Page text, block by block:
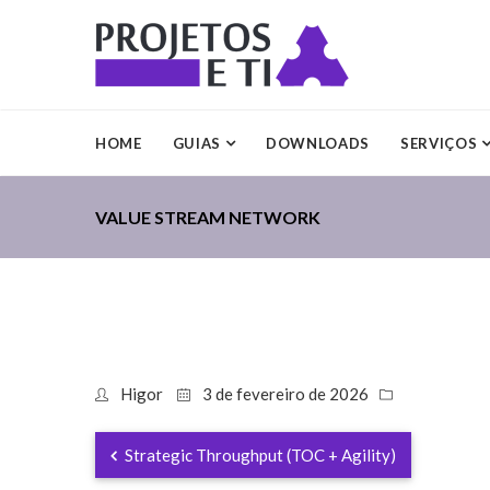
HOME GUIAS DOWNLOADS SERVIÇOS
VALUE STREAM NETWORK
Higor 3 de fevereiro de 2026
Strategic Throughput (TOC + Agility)